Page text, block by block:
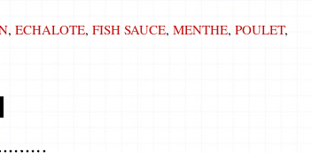
, ECHALOTE, FISH SAUCE, MENTHE, POULET,